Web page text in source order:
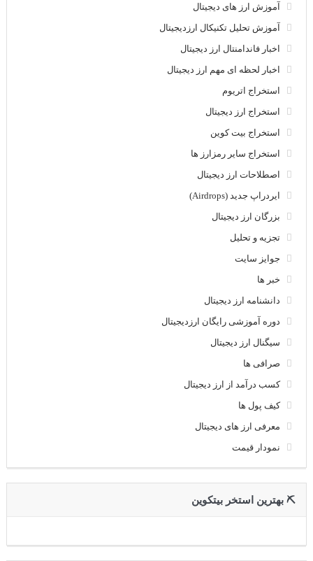
آموزش ارز های دیجیتال
آموزش تحلیل تکنیکال ارزدیجیتال
اخبار فاندامنتال ارز دیجیتال
اخبار لحظه ای مهم ارز دیجیتال
استخراج اتریوم
استخراج ارز دیجیتال
استخراج بیت کوین
استخراج سایر رمزارز ها
اصطلاحات ارز دیجیتال
ایردراپ جدید (Airdrops)
بزرگان ارز دیجیتال
تجزیه و تحلیل
جوایز سایت
خبر ها
دانشنامه ارز دیجیتال
دوره آموزشی رایگان ارزدیجیتال
سیگنال ارز دیجیتال
صرافی ها
کسب درآمد از ارز دیجیتال
کیف پول ها
معرفی ارز های دیجیتال
نمودار قیمت
⛏ بهترین استخر بیتکوین